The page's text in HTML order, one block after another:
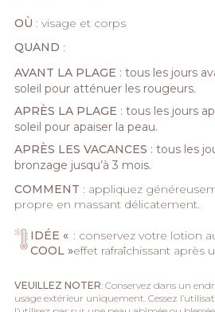
OÙ : visage et corps
QUAND :
AVANT LA PLAGE : tous les jours
soleil pour atténuer les rougeurs.
APRÈS LA PLAGE : tous les jours
soleil pour apaiser la peau.
APRÈS LES VACANCES : tous les
bronzage jusqu’à 3 mois.
COMMENT : appliquez
propre en massant délicatement.
IDÉE «
COOL »
: conservez votre lotion
effet rafraîchissant après
VEUILLEZ NOTER: Conservez dans un
usage extérieur uniquement. Cessez